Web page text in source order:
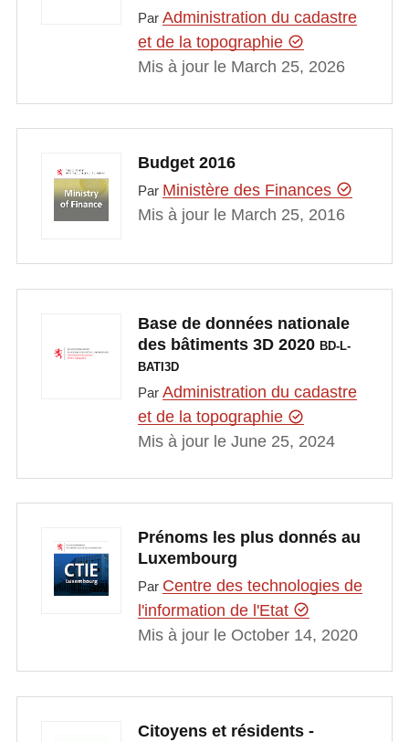
Par Administration du cadastre
et de la topographie
Mis à jour le March 25, 2026
Budget 2016
Par Ministère des Finances
Mis à jour le March 25, 2016
Base de données nationale
des bâtiments 3D 2020 BD-L-
BATI3D
Par Administration du cadastre
et de la topographie
Mis à jour le June 25, 2024
Prénoms les plus donnés au
Luxembourg
Par Centre des technologies de
l'information de l'Etat
Mis à jour le October 14, 2020
Citoyens et résidents -